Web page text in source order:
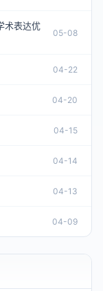
术表达优
05-08
04-22
04-20
04-15
04-14
04-13
04-09